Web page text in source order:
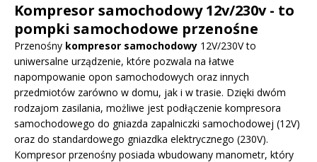
Kompresor samochodowy 12v/230v - to
pompki samochodowe przenośne
Przenośny kompresor samochodowy 12V/230V to
uniwersalne urządzenie, które pozwala na łatwe
napompowanie opon samochodowych oraz innych
przedmiotów zarówno w domu, jak i w trasie. Dzięki dwóm
rodzajom zasilania, możliwe jest podłączenie kompresora
samochodowego do gniazda zapalniczki samochodowej (12V)
oraz do standardowego gniazdka elektrycznego (230V).
Kompresor przenośny posiada wbudowany manometr, który